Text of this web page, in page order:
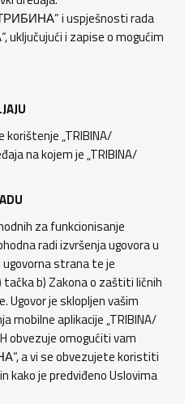
i uspješnosti rada
uključujući i zapise o mogućim
korištenje „TRIBINA/
na kojem je „TRIBINA/
za funkcionisanje
radi izvršenja ugovora u
strana te je
b) Zakona o zaštiti ličnih
Ugovor je sklopljen vašim
mobilne aplikacije „TRIBINA/
obvezuje omogućiti vam
a vi se obvezujete koristiti
kako je predviđeno Uslovima